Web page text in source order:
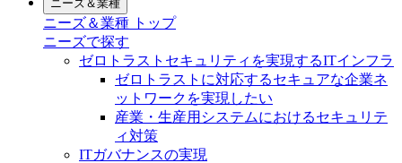
ニーズ＆業種
ニーズ＆業種 トップ
ニーズで探す
ゼロトラストセキュリティを実現するITインフラ
ゼロトラストに対応するセキュアな企業ネ
ットワークを実現したい
産業・生産用システムにおけるセキュリテ
ィ対策
ITガバナンスの実現